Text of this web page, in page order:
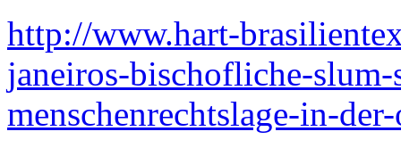
http://www.hart-
janeiros-bischofliche-slum-
menschenrechtslage-in-